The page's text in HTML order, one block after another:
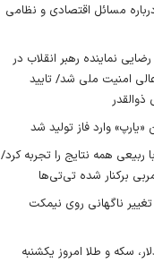
مسائل اقتصادی و نظامی
نماینده رهبر انقلاب در
امنیت ملی شد/ تایید
ذوالقدر
«یارپ» وارد فاز تولید شد
ربیعی همه نتایج را تجربه کرد/
برکنار شده تی‌تی‌ها
ناگهانی روی نیمکت
سکه و طلا امروز یکشنبه